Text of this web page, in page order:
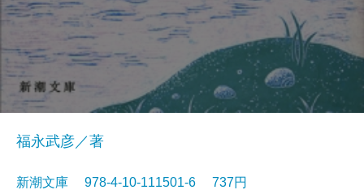
福永武彦／著
新潮文庫 978-4-10-111501-6 737円